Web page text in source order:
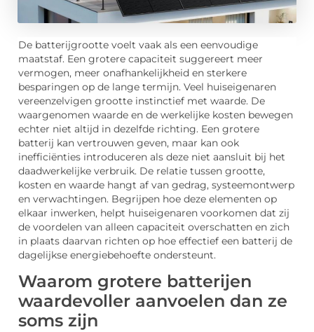
De batterijgrootte voelt vaak als een eenvoudige
maatstaf. Een grotere capaciteit suggereert meer
vermogen, meer onafhankelijkheid en sterkere
besparingen op de lange termijn. Veel huiseigenaren
vereenzelvigen grootte instinctief met waarde. De
waargenomen waarde en de werkelijke kosten bewegen
echter niet altijd in dezelfde richting. Een grotere
batterij kan vertrouwen geven, maar kan ook
inefficiënties introduceren als deze niet aansluit bij het
daadwerkelijke verbruik. De relatie tussen grootte,
kosten en waarde hangt af van gedrag, systeemontwerp
en verwachtingen. Begrijpen hoe deze elementen op
elkaar inwerken, helpt huiseigenaren voorkomen dat zij
de voordelen van alleen capaciteit overschatten en zich
in plaats daarvan richten op hoe effectief een batterij de
dagelijkse energiebehoefte ondersteunt.
Waarom grotere batterijen
waardevoller aanvoelen dan ze
soms zijn